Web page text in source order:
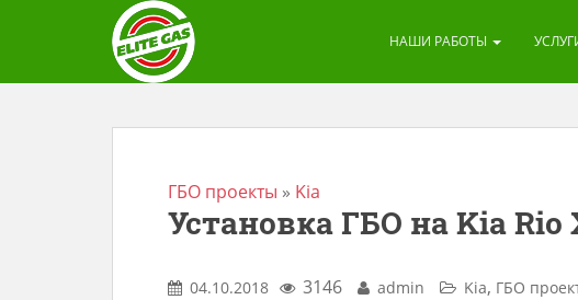
НАШИ РАБОТЫ
ГБО проекты » Kia
Установка ГБО на Kia Rio
04.10.2018 3146 admin Kia, ГБО